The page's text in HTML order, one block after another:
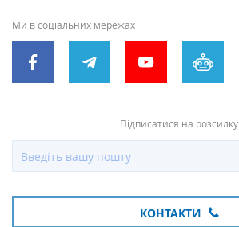
Ми в соціальних мережах
Підписатися на розсилку
КОНТАКТИ